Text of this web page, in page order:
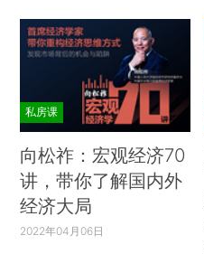
私房课
向松祚：宏观经济70
讲，带你了解国内外
经济大局
2022年04月06日